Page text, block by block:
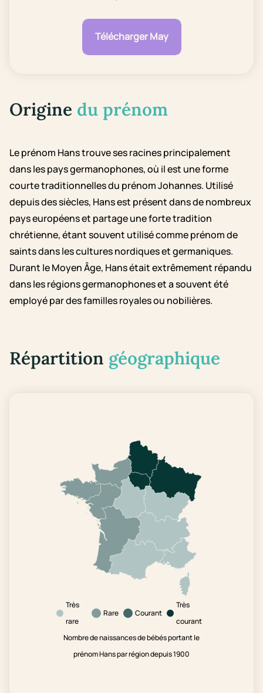
Télécharger May
Origine du prénom
Le prénom Hans trouve ses racines principalement
dans les pays germanophones, où il est une forme
courte traditionnelles du prénom Johannes. Utilisé
depuis des siècles, Hans est présent dans de nombreux
pays européens et partage une forte tradition
chrétienne, étant souvent utilisé comme prénom de
saints dans les cultures nordiques et germaniques.
Durant le Moyen Âge, Hans était extrêmement répandu
dans les régions germanophones et a souvent été
employé par des familles royales ou nobilières.
Répartition géographique
Très
rare
Rare Courant
Très
courant
Nombre de naissances de bébés portant le
prénom Hans par région depuis 1900